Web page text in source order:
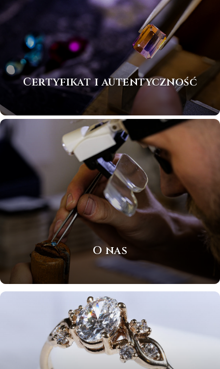
Certyfikat i autentyczność
O nas